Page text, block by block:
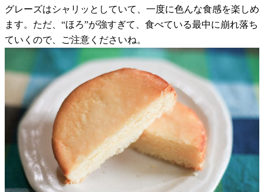
グレーズはシャリッとしていて、一度に色んな食感を楽しめ
ます。ただ、“ほろ”が強すぎて、食べている最中に崩れ落ち
ていくので、ご注意くださいね。